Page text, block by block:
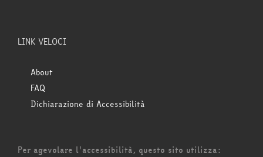
LINK VELOCI
About
FAQ
Dichiarazione di Accessibilità
Per agevolare l'accessibilità, questo sito utilizza: